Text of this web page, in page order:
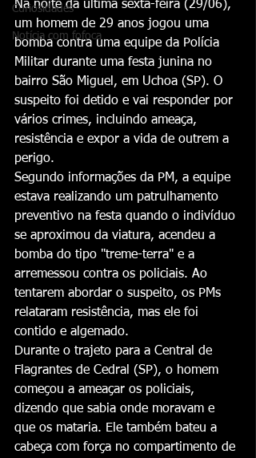
Curiosidades
Notícia com fofoca
Na noite da última sexta-feira (29/06),
um homem de 29 anos jogou uma
bomba contra uma equipe da Polícia
Militar durante uma festa junina no
bairro São Miguel, em Uchoa (SP). O
suspeito foi detido e vai responder por
vários crimes, incluindo ameaça,
resistência e expor a vida de outrem a
perigo.
Segundo informações da PM, a equipe
estava realizando um patrulhamento
preventivo na festa quando o indivíduo
se aproximou da viatura, acendeu a
bomba do tipo "treme-terra" e a
arremessou contra os policiais. Ao
tentarem abordar o suspeito, os PMs
relataram resistência, mas ele foi
contido e algemado.
Durante o trajeto para a Central de
Flagrantes de Cedral (SP), o homem
começou a ameaçar os policiais,
dizendo que sabia onde moravam e
que os mataria. Ele também bateu a
cabeça com força no compartimento de